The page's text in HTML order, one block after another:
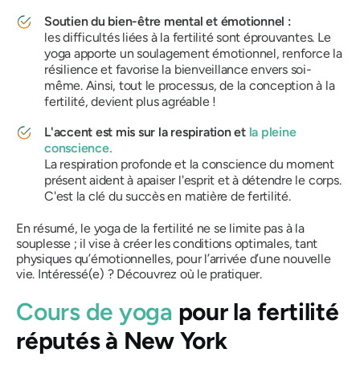
Soutien du bien-être mental et émotionnel :
les difficultés liées à la fertilité sont éprouvantes. Le
yoga apporte un soulagement émotionnel, renforce la
résilience et favorise la bienveillance envers soi-
même. Ainsi, tout le processus, de la conception à la
fertilité, devient plus agréable !
L'accent est mis sur la respiration et la pleine
conscience.
La respiration profonde et la conscience du moment
présent aident à apaiser l'esprit et à détendre le corps.
C'est la clé du succès en matière de fertilité.
En résumé, le yoga de la fertilité ne se limite pas à la
souplesse ; il vise à créer les conditions optimales, tant
physiques qu’émotionnelles, pour l’arrivée d’une nouvelle
vie. Intéressé(e) ? Découvrez où le pratiquer.
Cours de yoga pour la fertilité
réputés à New York